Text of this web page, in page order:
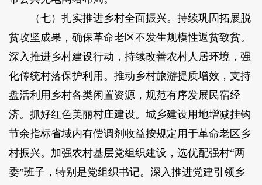
（七）扎实推进乡村全面振兴。持续巩固拓展脱
贫攻坚成果，确保革命老区不发生规模性返贫致贫。
深入推进乡村建设行动，持续改善农村人居环境，强
化传统村落保护利用。推动乡村旅游提质增效，支持
盘活利用乡村各类闲置资源，规范有序发展民宿经
济。抓好红色美丽村庄建设。城乡建设用地增减挂钩
节余指标省域内有偿调剂收益按规定用于革命老区乡
村振兴。加强农村基层党组织建设，选优配强村“两
委”班子，特别是党组织书记。深入推进党建引领乡